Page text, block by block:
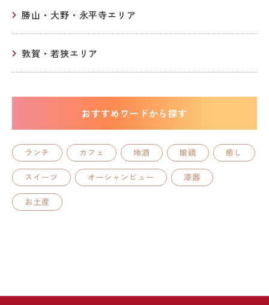
勝山・大野・永平寺エリア
敦賀・若狭エリア
おすすめワードから探す
ランチ カフェ 地酒 眼鏡 癒し
スイーツ オーシャンビュー 漆器
お土産